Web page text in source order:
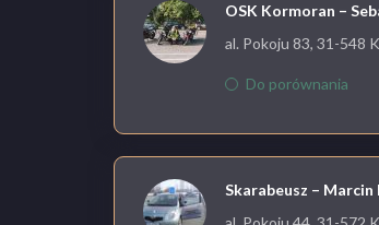
OSK Kormoran –
al. Pokoju 83, 31-548
Do porównania
Skarabeusz – Marcin